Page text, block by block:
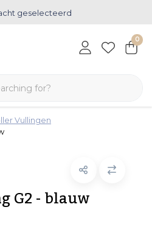
geselecteerd
0
Vullingen
G2 - blauw